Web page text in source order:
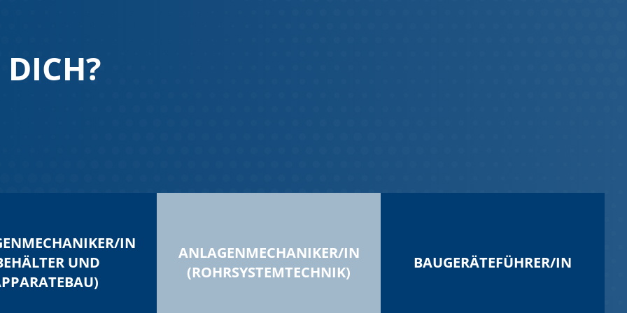
DICH?
IN
UND
ANLAGENMECHANIKER/IN
(ROHRSYSTEMTECHNIK)
BAUGERÄTEFÜHRER/IN